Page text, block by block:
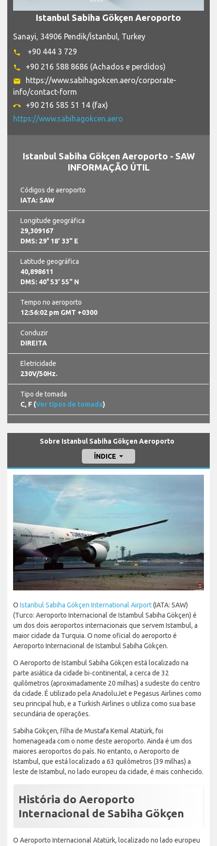
Istanbul Sabiha Gökçen Aeroporto
Sanayi, 34906 Pendik/İstanbul, Turkey
phone +90 444 3 729
phone +90 216 588 8686 (Achados e perdidos)
email
https://www.sabihagokcen.aero/corporate-
info/contact-form
call_end
+90 216 585 51 14 (fax)
https://www.sabihagokcen.aero
Istanbul Sabiha Gökçen Aeroporto - SAW
INFORMAÇÃO ÚTIL
Códigos de aeroporto
IATA: SAW
Longitude geográfica
29,309167
DMS: 29° 18’ 33" E
Latitude geográfica
40,898611
DMS: 40° 53’ 55" N
Tempo no aeroporto
12:56:03 pm GMT +0300
Conduzir
DIREITA
Eletricidade
230V/50Hz.
Tipo de tomada
C, F (Ver tipos de tomada)
Sobre Istanbul Sabiha Gökçen Aeroporto
ÍNDICE
O Istanbul Sabiha Gökçen International Airport(IATA: SAW)
(Turco: Aeroporto Internacional de Istambul Sabiha Gökçen) é
um dos dois aeroportos internacionais que servem Istambul, a
maior cidade da Turquia. O nome oficial do aeroporto é
Aeroporto Internacional de Istambul Sabiha Gökçen.
O Aeroporto de Istambul Sabiha Gökçen está localizado na
parte asiática da cidade bi-continental, a cerca de 32
quilômetros (aproximadamente 20 milhas) a sudeste do centro
da cidade. É utilizado pela AnadoluJet e Pegasus Airlines como
seu principal hub, e a Turkish Airlines o utiliza como sua base
secundária de operações.
Sabiha Gökçen, filha de Mustafa Kemal Atatürk, foi
homenageada com o nome deste aeroporto. Ainda é um dos
maiores aeroportos do país. No entanto, o Aeroporto de
Istambul, que está localizado a 63 quilômetros (39 milhas) a
leste de Istambul, no lado europeu da cidade, é mais conhecido.
História do Aeroporto
Internacional de Sabiha Gökçen
O Aeroporto Internacional Atatürk, localizado no lado europeu